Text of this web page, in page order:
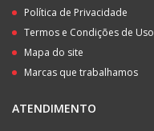
Política de Privacidade
Termos e Condições de Uso
Mapa do site
Marcas que trabalhamos
ATENDIMENTO